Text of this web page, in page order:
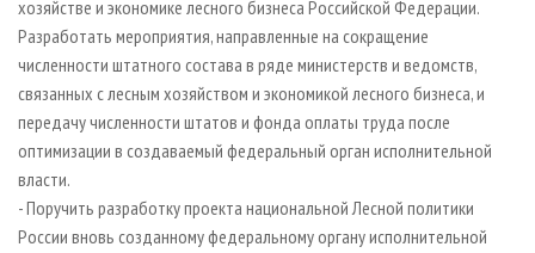
хозяйстве и экономике лесного бизнеса Российской Федерации.
Разработать мероприятия, направленные на сокращение
численности штатного состава в ряде министерств и ведомств,
связанных с лесным хозяйством и экономикой лесного бизнеса, и
передачу численности штатов и фонда оплаты труда после
оптимизации в создаваемый федеральный орган исполнительной
власти.
- Поручить разработку проекта национальной Лесной политики
России вновь созданному федеральному органу исполнительной